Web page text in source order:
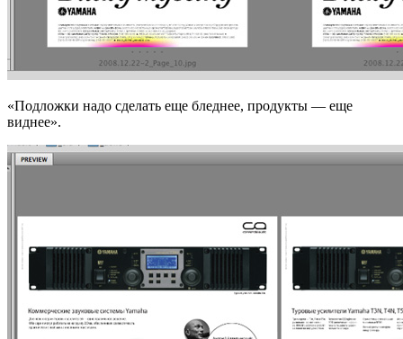
«Подложки надо сделать еще бледнее, продукты — еще
виднее».